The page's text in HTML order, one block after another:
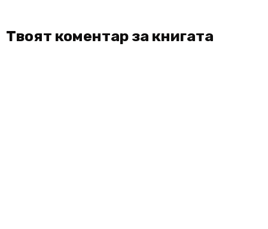
Твоят коментар за книгата